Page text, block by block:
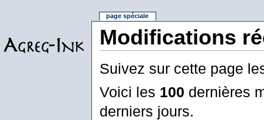
Modifications
Suivez sur cette page
Voici les 100 dernières
derniers jours.
page spéciale